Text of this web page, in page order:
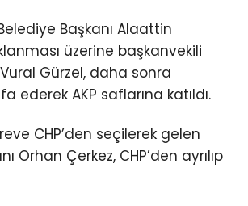
Belediye Başkanı Alaattin
üzerine başkanvekili
Gürzel, daha sonra
ederek AKP saflarına katıldı.
CHP’den seçilerek gelen
Orhan Çerkez, CHP’den ayrılıp